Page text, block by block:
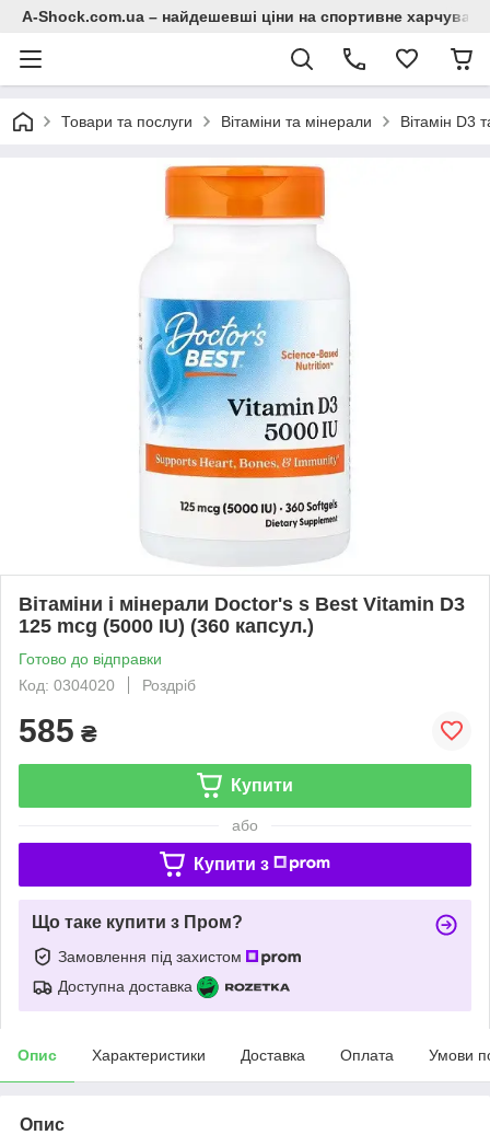
A-Shock.com.ua – найдешевші ціни на спортивне
Товари та послуги Вітаміни та мінерали Вітамін D3
Вітаміни і мінерали Doctor's s Best Vitamin D3
125 mcg (5000 IU) (360 капсул.)
Готово до відправки
Код: 0304020
Роздріб
585 ₴
Купити
або
Купити з
Що таке купити з Пром?
Замовлення під захистом
Доступна доставка
Опис Характеристики Доставка Оплата Умови
Опис